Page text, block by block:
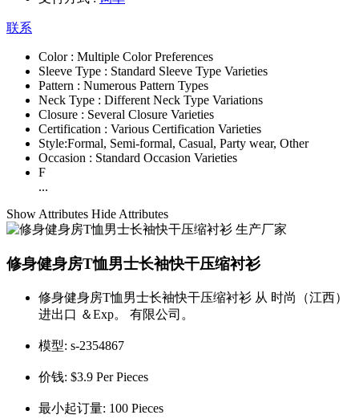
联系
Color : Multiple Color Preferences
Sleeve Type : Standard Sleeve Type Varieties
Pattern : Numerous Pattern Types
Neck Type : Different Neck Type Variations
Closure : Several Closure Varieties
Certification : Various Certification Varieties
Style:Formal, Semi-formal, Casual, Party wear, Other
Occasion : Standard Occasion Varieties
F
...
Show Attributes Hide Attributes
修身健身房T恤男士长袖快干压缩衬衫
修身健身房T恤男士长袖快干压缩衬衫 从 时尚（江西）
进出口 ＆Exp。 有限公司。
模型: s-2354867
价钱: $3.9 Per Pieces
最小起订量: 100 Pieces